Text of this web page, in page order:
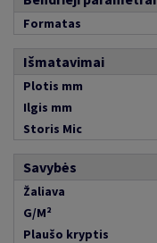
Formatas
Išmatavimai
Plotis mm
Ilgis mm
Storis Mic
Savybės
Žaliava
G/M²
Plaušo kryptis